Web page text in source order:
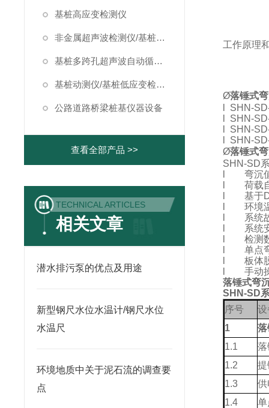
基桩高应变检测仪
非金属超声波检测仪/基桩超声波检测仪
基桩多跨孔超声波自动循测仪
基桩动测仪/基桩低应变检测仪
公路道路桥梁桩基仪器设备
查看全部产品 >>
TECHNICAL ARTICLES
相关文章
潜水排污泵的优点及用途
新型钢尺水位水温计/钢尺水位
水温尺
环境地质中关于泥石流的调查要
点
工作原理
Ø落锤式
SHN-
SHN-
SHN-
SHN-
Ø落锤式
SHN-SD
弯沉
荷载
基于
环境
系统
系统
检测
单点
板体
手动
落锤式弯
SHN-SD
序号
设
1
落
1.1
落
1.2
提
1.3
供
1.4
单